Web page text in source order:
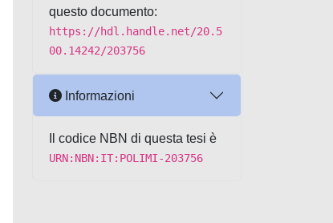
questo documento:
https://hdl.handle.net/20.5
00.14242/203756
Informazioni
Il codice NBN di questa tesi è
URN:NBN:IT:POLIMI-203756